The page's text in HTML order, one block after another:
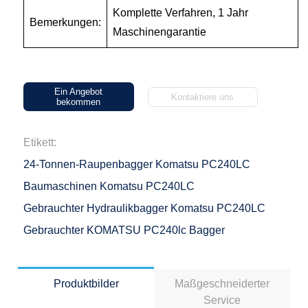
Bemerkungen:
Komplette Verfahren, 1 Jahr
Maschinengarantie
Ein Angebot
bekommen
Kontaktiere uns
Etikett:
24-Tonnen-Raupenbagger Komatsu PC240LC
Baumaschinen Komatsu PC240LC
Gebrauchter Hydraulikbagger Komatsu PC240LC
Gebrauchter KOMATSU PC240lc Bagger
Produktbilder
Maßgeschneiderter
Service